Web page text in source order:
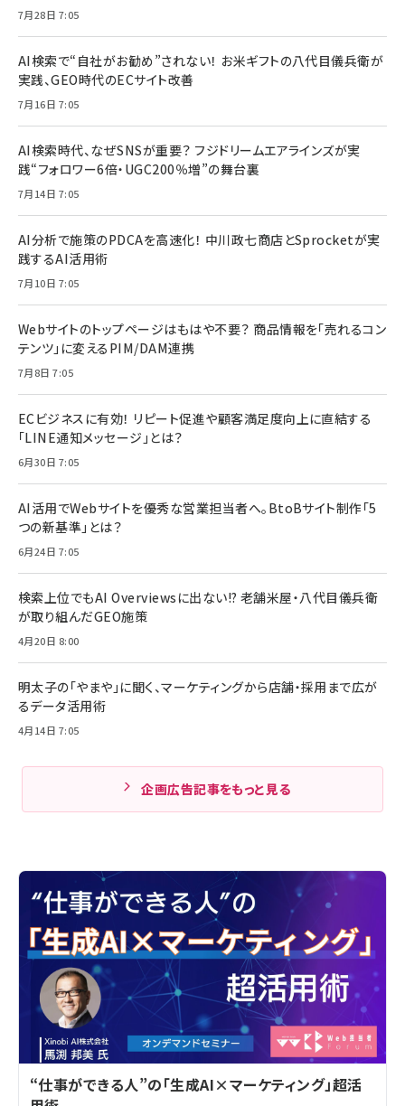
7月28日 7:05
AI検索で“自社がお勧め”されない！ お米ギフトの八代目儀兵衛が
実践、GEO時代のECサイト改善
7月16日 7:05
AI検索時代、なぜSNSが重要？ フジドリームエアラインズが実
践“フォロワー6倍・UGC200％増”の舞台裏
7月14日 7:05
AI分析で施策のPDCAを高速化！ 中川政七商店とSprocketが実
践するAI活用術
7月10日 7:05
Webサイトのトップページはもはや不要？ 商品情報を「売れるコン
テンツ」に変えるPIM/DAM連携
7月8日 7:05
ECビジネスに有効！ リピート促進や顧客満足度向上に直結する
「LINE通知メッセージ」とは？
6月30日 7:05
AI活用でWebサイトを優秀な営業担当者へ。BtoBサイト制作「5
つの新基準」とは？
6月24日 7:05
検索上位でもAI Overviewsに出ない!? 老舗米屋・八代目儀兵衛
が取り組んだGEO施策
4月20日 8:00
明太子の「やまや」に聞く、マーケティングから店舗・採用まで広が
るデータ活用術
4月14日 7:05
企画広告記事をもっと見る
“仕事ができる人”の「生成AI×マーケティング」超活